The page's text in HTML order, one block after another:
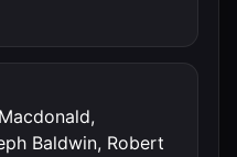
Baldwin, Robert